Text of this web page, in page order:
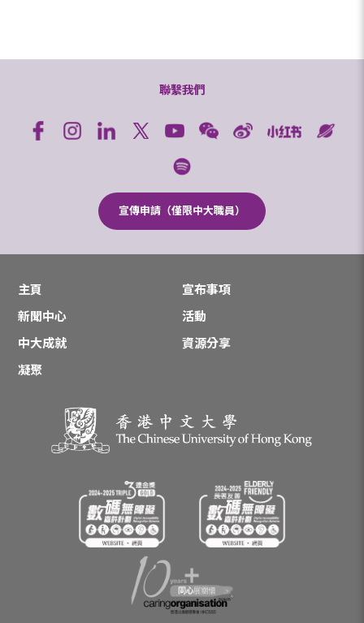
聯繫我們
宣傳申請（僅限中大職員）
主頁
宣布事項
新聞中心
活動
中大成就
資源分享
凝聚